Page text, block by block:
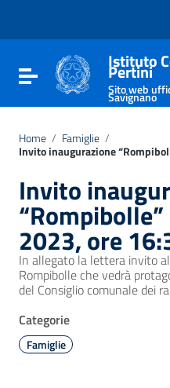
Vai al footer
Attiva / disattiva la
Istituto
Pertini
Sito web
Savignano
Home / Famiglie /
Invito inaugurazione
Invito
2023, ore
In allegato la lettera invito
Rompibolle che vedrà
del Consiglio comunale dei
Categorie
Famiglie